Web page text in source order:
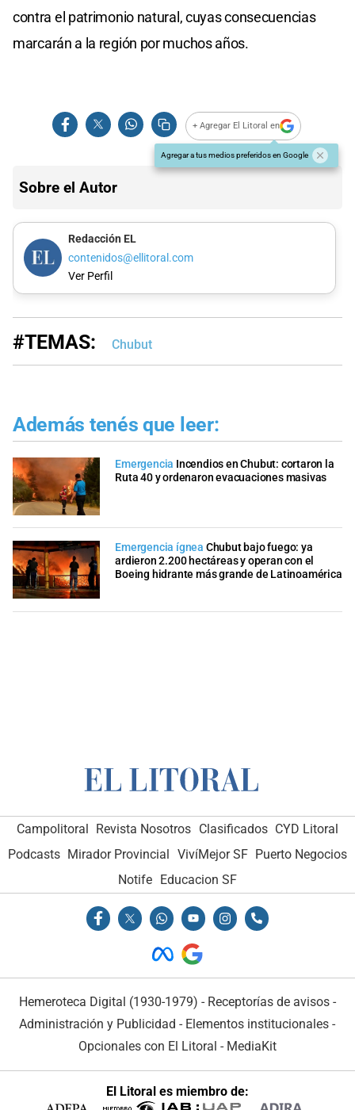
contra el patrimonio natural, cuyas consecuencias
marcarán a la región por muchos años.
+ Agregar El Litoral en
Agregar a tus medios preferidos en Google
Sobre el Autor
Redacción EL
contenidos@ellitoral.com
Ver Perfil
#TEMAS: Chubut
Además tenés que leer:
Emergencia Incendios en Chubut: cortaron la
Ruta 40 y ordenaron evacuaciones masivas
Emergencia ígnea Chubut bajo fuego: ya
ardieron 2.200 hectáreas y operan con el
Boeing hidrante más grande de Latinoamérica
Campolitoral Revista Nosotros Clasificados CYD Litoral
Podcasts Mirador Provincial VivíMejor SF Puerto Negocios
Notife
Educacion SF
Hemeroteca Digital (1930-1979) - Receptorías de avisos -
Administración y Publicidad - Elementos institucionales -
Opcionales con El Litoral - MediaKit
El Litoral es miembro de: